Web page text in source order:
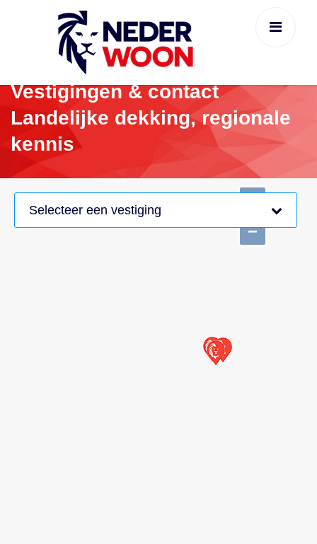
Vestigingen & contact
Landelijke dekking, regionale
kennis
Selecteer een vestiging
−